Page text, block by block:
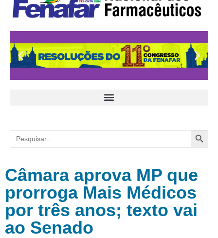
Search
for:
Câmara aprova MP que
prorroga Mais Médicos
por três anos; texto vai
ao Senado